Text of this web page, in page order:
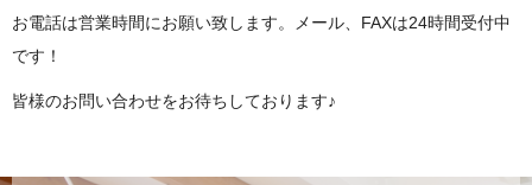
お電話は営業時間にお願い致します。メール、FAXは24時間受付中
です！
皆様のお問い合わせをお待ちしております♪